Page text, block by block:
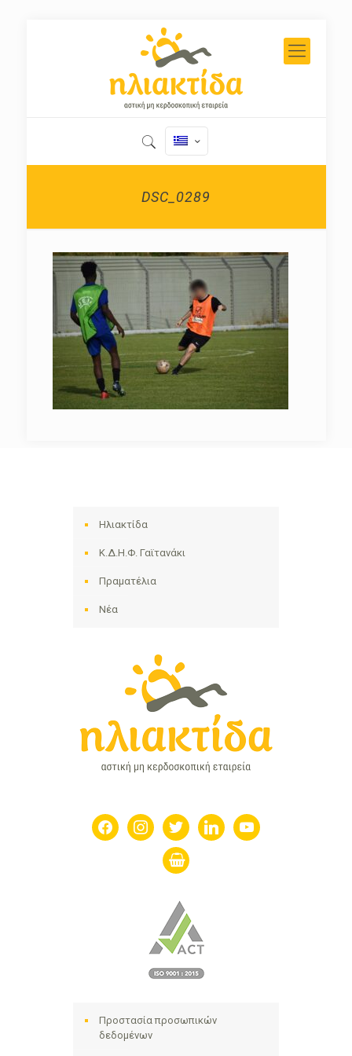
DSC_0289
Ηλιακτίδα
Κ.Δ.Η.Φ. Γαϊτανάκι
Πραματέλια
Νέα
facebookinstagramtwitter linkedin youtube
shopping-
basket
Προστασία προσωπικών
δεδομένων